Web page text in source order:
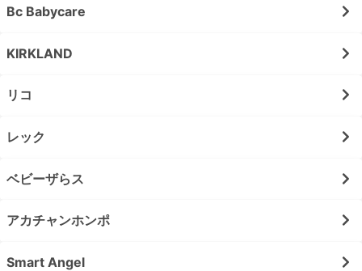
Bc Babycare
KIRKLAND
リコ
レック
ベビーザらス
アカチャンホンポ
Smart Angel